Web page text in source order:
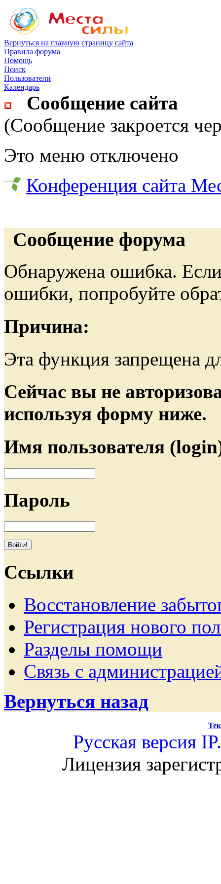
Вернуться на главную страницу сайта
Правила форума
Помощь
Поиск
Пользователи
Календарь
Сообщение сайта
(Сообщение закроется
Это меню отключено
Конференция сайта
Сообщение форума
Обнаружена ошибка.
ошибки, попробуйте
Причина:
Эта функция запрещена
Сейчас вы не
используя форму ниже.
Имя пользователя
Пароль
Ссылки
Восстановление
Регистрация нового
Разделы помощи
Связь с
Вернуться назад
Русская версия
Лицензия